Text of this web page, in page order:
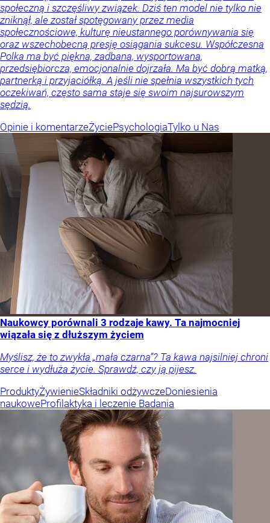
społeczną i szczęśliwy związek. Dziś ten model nie tylko nie
zniknął, ale został spotęgowany przez media
społecznościowe, kulturę nieustannego porównywania się
oraz wszechobecną presję osiągania sukcesu. Współczesna
Polka ma być piękna, zadbana, wysportowana,
przedsiębiorcza, emocjonalnie dojrzała. Ma być dobrą matką,
partnerką i przyjaciółką. A jeśli nie spełnia wszystkich tych
oczekiwań, często sama staje się swoim najsurowszym
sędzią.
Opinie i komentarzeŻyciePsychologiaTylko u Nas
Naukowcy porównali 3 rodzaje kawy. Ta najmocniej
wiązała się z dłuższym życiem
Myślisz, że to zwykła „mała czarna”? Ta kawa najsilniej chroni
serce i wydłuża życie. Sprawdź, czy ją pijesz.
ProduktyŻywienieSkładniki odżywczeDoniesienia
naukoweProfilaktyka i leczenie Badania